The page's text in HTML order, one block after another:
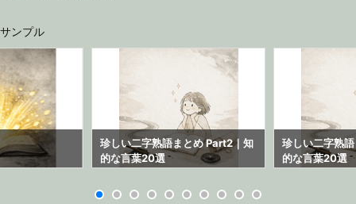
サンプル
珍しい二字熟語まとめ Part2｜知
的な言葉20選
珍しい二字熟
的な言葉20選